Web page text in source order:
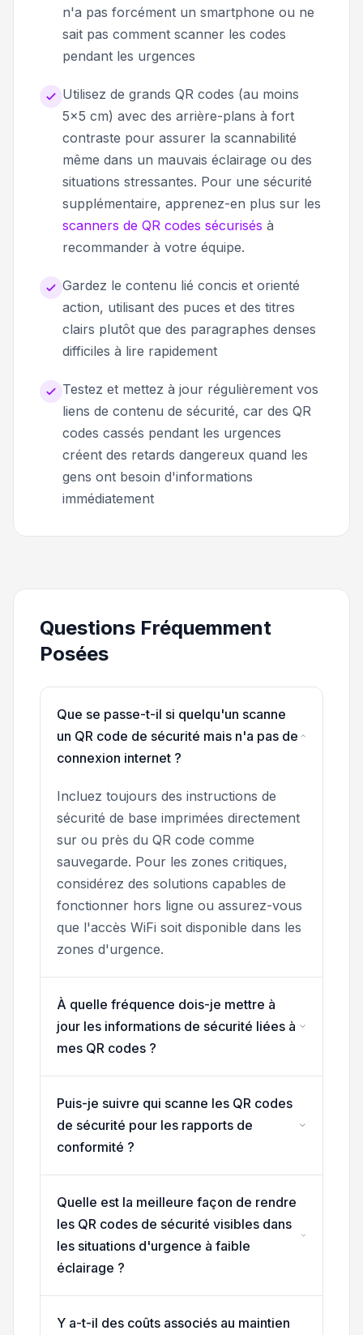
n'a pas forcément un smartphone ou ne
sait pas comment scanner les codes
pendant les urgences
Utilisez de grands QR codes (au moins
5x5 cm) avec des arrière-plans à fort
contraste pour assurer la scannabilité
même dans un mauvais éclairage ou des
situations stressantes. Pour une sécurité
supplémentaire, apprenez-en plus sur les
scanners de QR codes sécurisés à
recommander à votre équipe.
Gardez le contenu lié concis et orienté
action, utilisant des puces et des titres
clairs plutôt que des paragraphes denses
difficiles à lire rapidement
Testez et mettez à jour régulièrement vos
liens de contenu de sécurité, car des QR
codes cassés pendant les urgences
créent des retards dangereux quand les
gens ont besoin d'informations
immédiatement
Questions Fréquemment
Posées
Que se passe-t-il si quelqu'un scanne
un QR code de sécurité mais n'a pas de
connexion internet ?
Incluez toujours des instructions de
sécurité de base imprimées directement
sur ou près du QR code comme
sauvegarde. Pour les zones critiques,
considérez des solutions capables de
fonctionner hors ligne ou assurez-vous
que l'accès WiFi soit disponible dans les
zones d'urgence.
À quelle fréquence dois-je mettre à
jour les informations de sécurité liées à
mes QR codes ?
Puis-je suivre qui scanne les QR codes
de sécurité pour les rapports de
conformité ?
Quelle est la meilleure façon de rendre
les QR codes de sécurité visibles dans
les situations d'urgence à faible
éclairage ?
Y a-t-il des coûts associés au maintien